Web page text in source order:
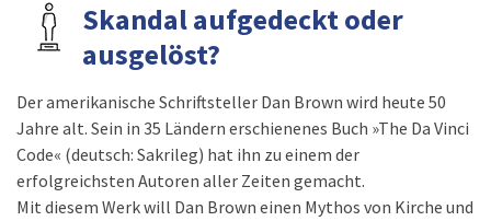
Skandal aufgedeckt oder
ausgelöst?
Der amerikanische Schriftsteller Dan Brown wird heute 50
Jahre alt. Sein in 35 Ländern erschienenes Buch »The Da Vinci
Code« (deutsch: Sakrileg) hat ihn zu einem der
erfolgreichsten Autoren aller Zeiten gemacht.
Mit diesem Werk will Dan Brown einen Mythos von Kirche und